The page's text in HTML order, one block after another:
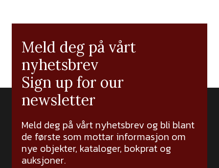
Meld deg på vårt
nyhetsbrev
Sign up for our
newsletter
Meld deg på vårt nyhetsbrev og bli blant
de første som mottar informasjon om
nye objekter, kataloger, bokprat og
auksjoner.